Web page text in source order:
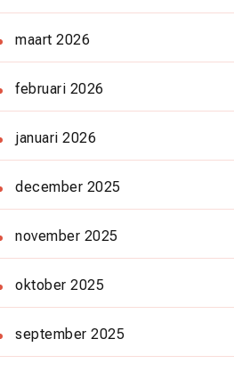
maart 2026
februari 2026
januari 2026
december 2025
november 2025
oktober 2025
september 2025